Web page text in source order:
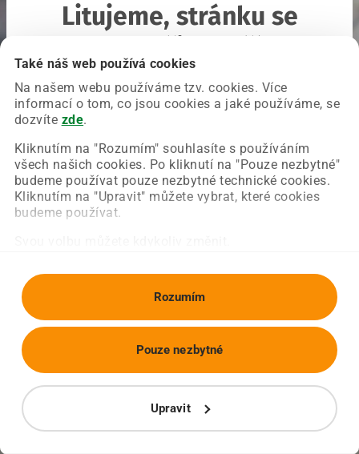
Také náš web používá cookies
Na našem webu používáme tzv. cookies. Více
informací o tom, co jsou cookies a jaké používáme, se
dozvíte zde.
Kliknutím na "Rozumím" souhlasíte s používáním
všech našich cookies. Po kliknutí na "Pouze nezbytné"
budeme používat pouze nezbytné technické cookies.
Kliknutím na "Upravit" můžete vybrat, které cookies
budeme používat.
Rozumím
Upravit
Pouze nezbytné
Litujeme, stránku se
Chyba nastala na naší straně a už ji opravujeme.
Zkuste prosím znovu načíst požadovanou stránku.
Obnovit stránku Úvodní strana